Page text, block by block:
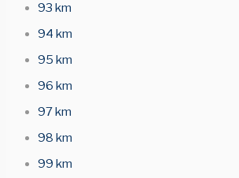
93 km
94 km
95 km
96 km
97 km
98 km
99 km